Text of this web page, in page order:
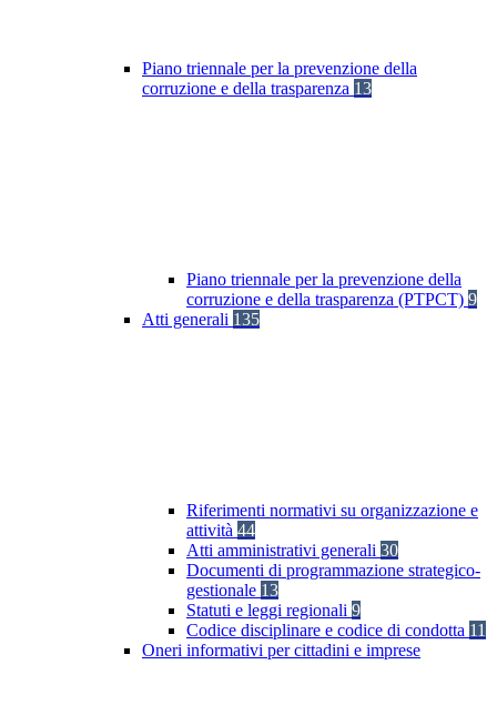
Piano triennale per la prevenzione della
corruzione e della trasparenza 13
Piano triennale per la prevenzione della
corruzione e della trasparenza (PTPCT) 9
Atti generali 135
Riferimenti normativi su organizzazione e
attività 44
Atti amministrativi generali 30
Documenti di programmazione strategico-
gestionale 13
Statuti e leggi regionali 9
Codice disciplinare e codice di condotta 11
Oneri informativi per cittadini e imprese